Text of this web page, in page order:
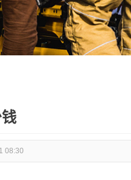
08:30